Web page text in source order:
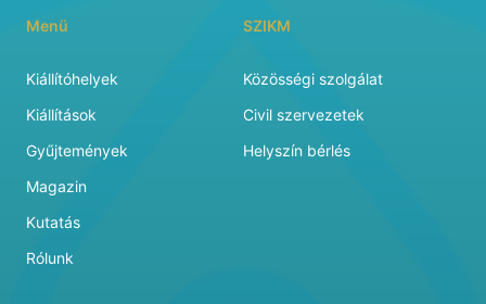
Menü
Kiállítóhelyek
Kiállítások
Gyűjtemények
Magazin
Kutatás
Rólunk
SZIKM
Közösségi szolgálat
Civil szervezetek
Helyszín bérlés